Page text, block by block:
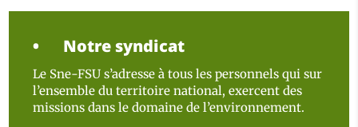
Notre syndicat
Le Sne-FSU s’adresse à tous les personnels qui sur
l’ensemble du territoire national, exercent des
missions dans le domaine de l’environnement.